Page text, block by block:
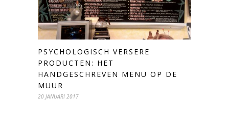
PSYCHOLOGISCH VERSERE
PRODUCTEN: HET
HANDGESCHREVEN MENU OP DE
MUUR
20 JANUARI 2017